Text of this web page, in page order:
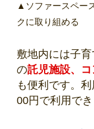
▲ソファースペー
クに取り組める
敷地内には子育
の託児施設、
も便利です。
00円で利用でき